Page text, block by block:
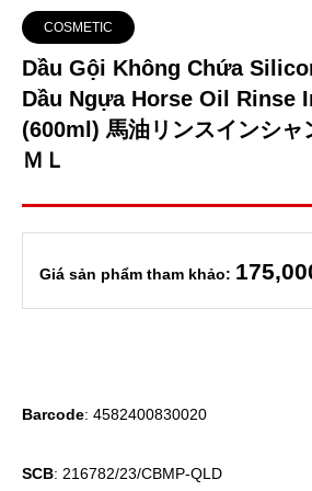
COSMETIC
Dầu Gội Không Chứa
Dầu Ngựa Horse Oil Rinse
(600ml) 馬油リンスインシ
ＭＬ
Giá sản phẩm tham khảo: 175
Barcode: 4582400830020
SCB: 216782/23/CBMP-QLD